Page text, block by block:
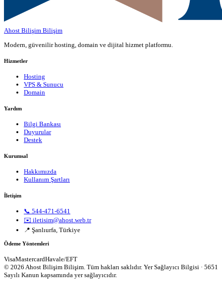
Ahost Bilişim Bilişim
Modern, güvenilir hosting, domain ve dijital hizmet platformu.
Hizmetler
Hosting
VPS & Sunucu
Domain
Yardım
Bilgi Bankası
Duyurular
Destek
Kurumsal
Hakkımızda
Kullanım Şartları
İletişim
📞 544-471-6541
✉️ iletisim@ahost.web.tr
📍 Şanlıurfa, Türkiye
Ödeme Yöntemleri
VisaMastercardHavale/EFT
© 2026 Ahost Bilişim Bilişim. Tüm hakları saklıdır. Yer Sağlayıcı Bilgisi · 5651
Sayılı Kanun kapsamında yer sağlayıcıdır.